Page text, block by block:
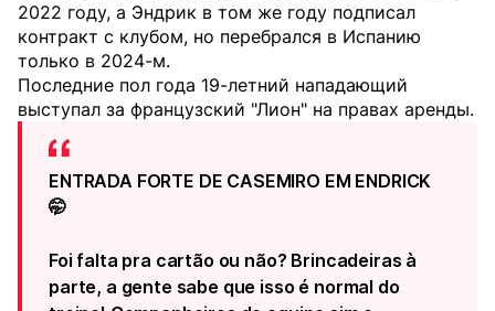
2022 году, а Эндрик в том же году подписал
контракт с клубом, но перебрался в Испанию
только в 2024-м.
Последние пол года 19-летний нападающий
выступал за французский "Лион" на правах аренды.
ENTRADA FORTE DE CASEMIRO EM ENDRICK
🤭
Foi falta pra cartão ou não? Brincadeiras à
parte, a gente sabe que isso é normal do